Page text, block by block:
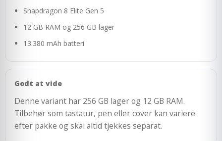
Snapdragon 8 Elite Gen 5
12 GB RAM og 256 GB lager
13.380 mAh batteri
Godt at vide
Denne variant har 256 GB lager og 12 GB RAM.
Tilbehør som tastatur, pen eller cover kan variere
efter pakke og skal altid tjekkes separat.